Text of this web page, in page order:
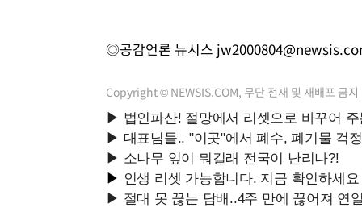
◎공감언론 뉴시스
Copyright © NEWSIS.COM, 무단 전재 및 재배포 금지